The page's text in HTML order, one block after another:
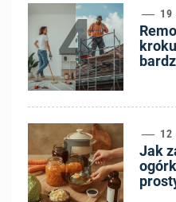
4 19
5 12
Jak